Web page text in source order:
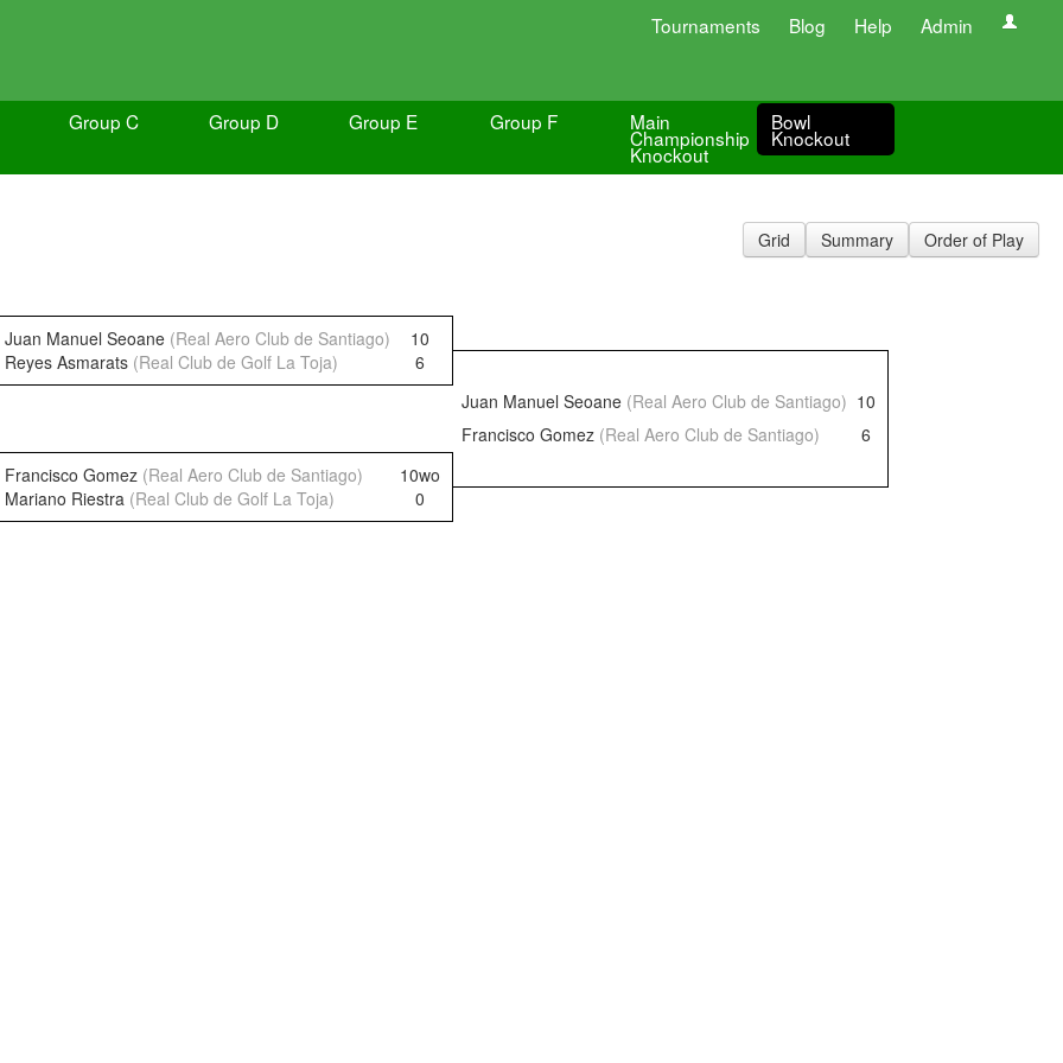
Tournaments Blog Help Admin
Group C Group D Group E Group F Main
Championship
Knockout
Bowl
Knockout
Grid Summary Order of Play
Juan Manuel Seoane (Real Aero Club de Santiago)
10
Reyes Asmarats (Real Club de Golf La Toja)
6
Juan Manuel Seoane (Real Aero Club de Santiago) 10
Francisco Gomez (Real Aero Club de Santiago)
6
Francisco Gomez (Real Aero Club de Santiago)
10wo
Mariano Riestra (Real Club de Golf La Toja)
0